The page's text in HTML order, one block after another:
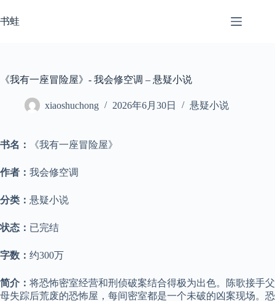
至
书蛙
《我有一座冒险屋》- 我会修空调 – 悬疑小说
xiaoshuchong 2026年6月30日 悬疑小说
书名： 《我有一座冒险屋》
作者： 我会修空调
分类： 悬疑小说
状态： 已完结
字数： 约300万
简介： 将恐怖密室经营和刑侦破案结合得极为出色。陈歌接手父
母失踪后荒废的恐怖屋，每间密室都是一个未破的凶案现场。恐